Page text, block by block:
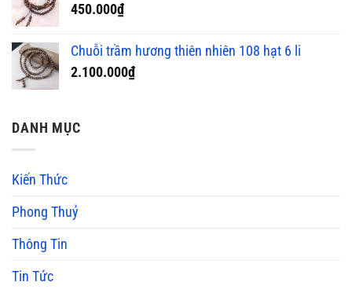
450.000₫
Chuỗi trầm hương thiên nhiên 108 hạt 6 li
2.100.000₫
DANH MỤC
Kiến Thức
Phong Thuỷ
Thông Tin
Tin Tức